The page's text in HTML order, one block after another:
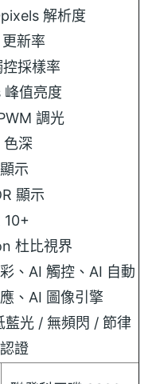
解析度
新率
採樣率
值亮度
調光
深
示
顯示
10+
杜比視界
、AI 觸控、AI 自動
、AI 圖像引擎
藍光 / 無頻閃 / 節律
證